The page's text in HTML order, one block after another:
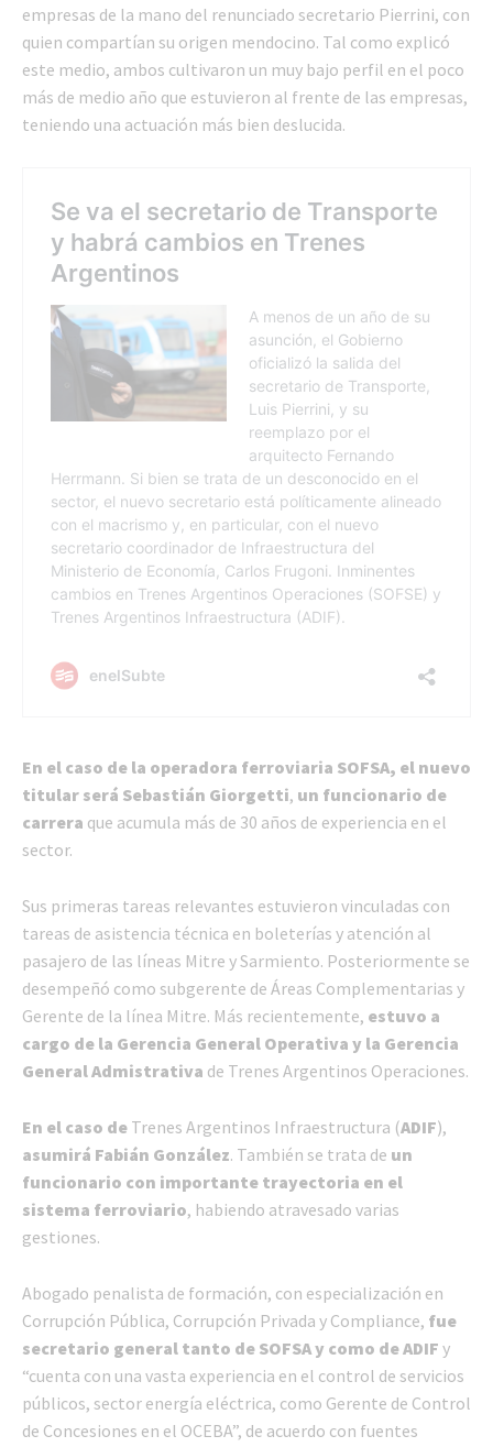
empresas de la mano del renunciado secretario Pierrini, con
quien compartían su origen mendocino. Tal como explicó
este medio, ambos cultivaron un muy bajo perfil en el poco
más de medio año que estuvieron al frente de las empresas,
teniendo una actuación más bien deslucida.
En el caso de la operadora ferroviaria SOFSA, el nuevo
titular será Sebastián Giorgetti, un funcionario de
carrera que acumula más de 30 años de experiencia en el
sector.
Sus primeras tareas relevantes estuvieron vinculadas con
tareas de asistencia técnica en boleterías y atención al
pasajero de las líneas Mitre y Sarmiento. Posteriormente se
desempeñó como subgerente de Áreas Complementarias y
Gerente de la línea Mitre. Más recientemente, estuvo a
cargo de la Gerencia General Operativa y la Gerencia
General Admistrativa de Trenes Argentinos Operaciones.
En el caso de Trenes Argentinos Infraestructura (ADIF),
asumirá Fabián González. También se trata de un
funcionario con importante trayectoria en el
sistema ferroviario, habiendo atravesado varias
gestiones.
Abogado penalista de formación, con especialización en
Corrupción Pública, Corrupción Privada y Compliance, fue
secretario general tanto de SOFSA y como de ADIF y
“cuenta con una vasta experiencia en el control de servicios
públicos, sector energía eléctrica, como Gerente de Control
de Concesiones en el OCEBA”, de acuerdo con fuentes